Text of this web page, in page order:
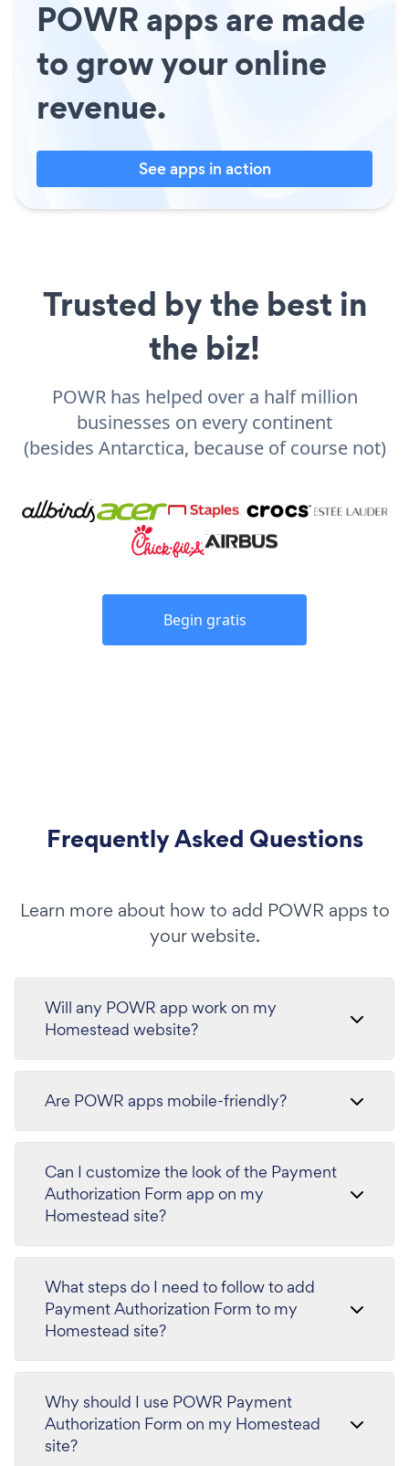
POWR apps are made
to grow your online
revenue.
See apps in action
Trusted by the best in
the biz!
POWR has helped over a half million
businesses on every continent
(besides Antarctica, because of course not)
Begin gratis
Frequently Asked Questions
Learn more about how to add POWR apps to
your website.
Will any POWR app work on my
Homestead website?
Are POWR apps mobile-friendly?
Can I customize the look of the Payment
Authorization Form app on my
Homestead site?
What steps do I need to follow to add
Payment Authorization Form to my
Homestead site?
Why should I use POWR Payment
Authorization Form on my Homestead
site?